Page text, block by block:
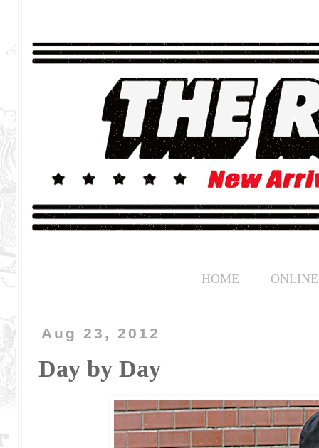
HOME
Aug 23, 2012
Day by Day